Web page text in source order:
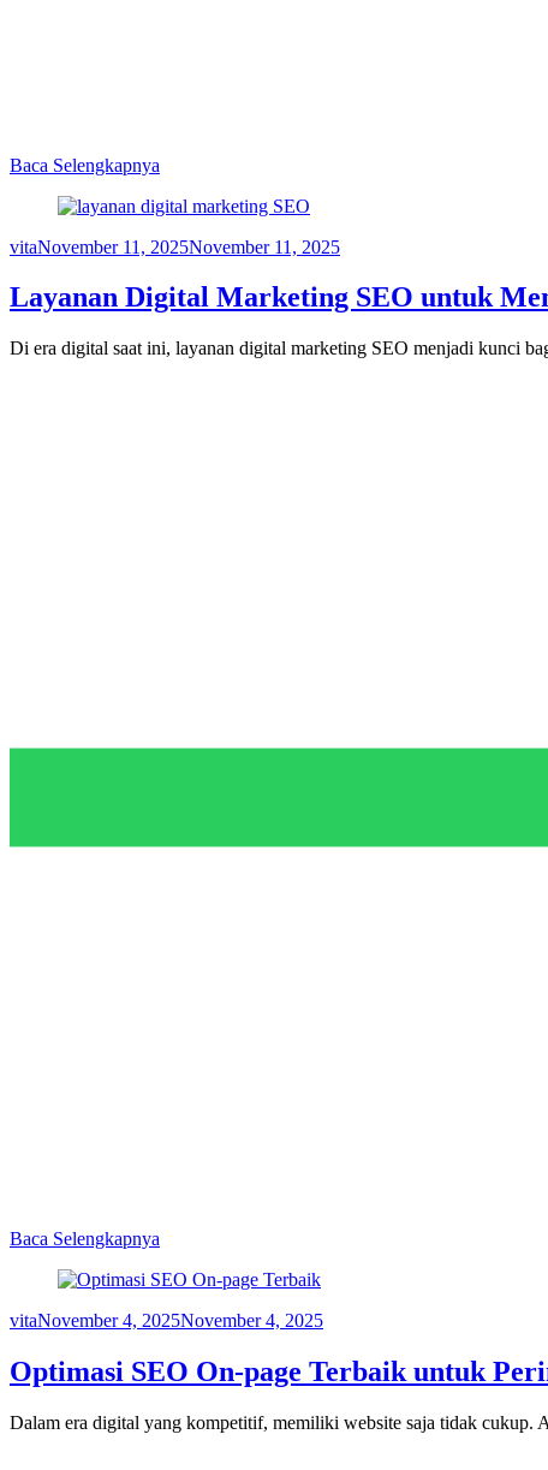
Baca Selengkapnya
vitaNovember 11, 2025November 11, 2025
Layanan Digital Marketing SEO untuk
Di era digital saat ini, layanan digital marketing SEO menjadi kunci
Baca Selengkapnya
vitaNovember 4, 2025November 4, 2025
Optimasi SEO On-page Terbaik untuk
Dalam era digital yang kompetitif, memiliki website saja tidak cukup.